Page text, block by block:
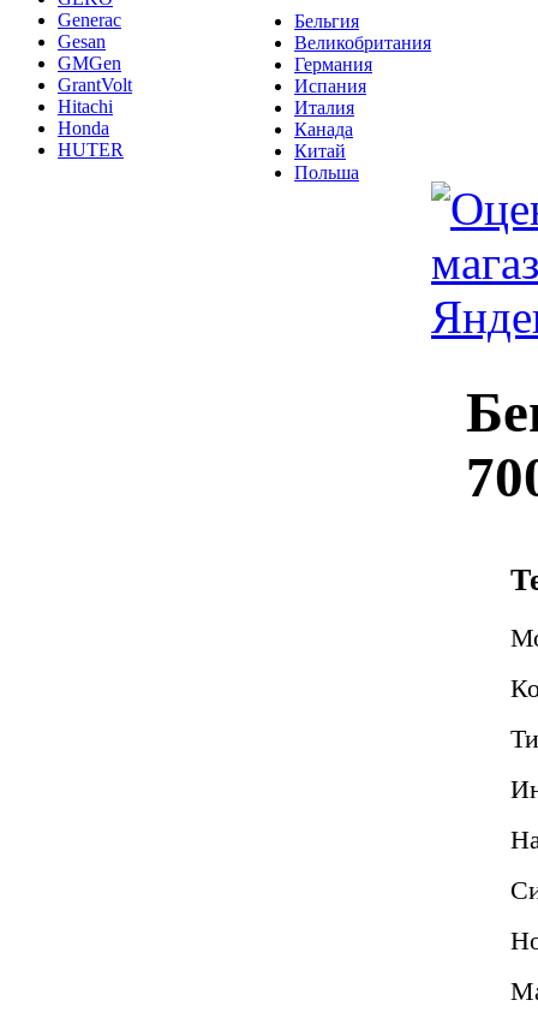
Generac
Gesan
GMGen
GrantVolt
Hitachi
Honda
HUTER
Бельгия
Великобритания
Германия
Испания
Италия
Канада
Китай
Польша